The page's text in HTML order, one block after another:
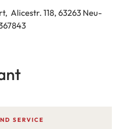
Alicestr. 118, 63263 Neu-
SERVICE